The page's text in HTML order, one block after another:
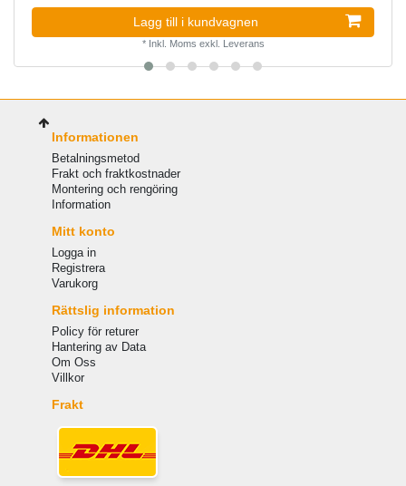
Lagg till i kundvagnen
* Inkl. Moms exkl. Leverans
Informationen
Betalningsmetod
Frakt och fraktkostnader
Montering och rengöring
Information
Mitt konto
Logga in
Registrera
Varukorg
Rättslig information
Policy för returer
Hantering av Data
Om Oss
Villkor
Frakt